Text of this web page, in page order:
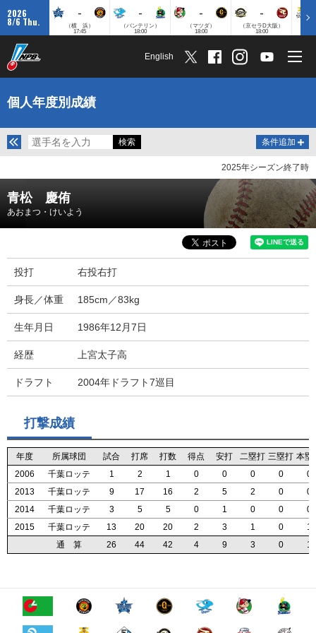
2026
8/6 Thu.
-
（横 浜）
17:45
-
（バンテリン）
18:00
-
（マツダ）
18:00
-
（京セラD大阪）
18:00
English
個人年度別成績
条件追加
2025年シーズン終了時
青松 慶侑
あおまつ・けいよう
投打 右投右打
身長／体重 185cm／83kg
生年月日 1986年12月7日
経歴 上宮太子高
ドラフト 2004年ドラフト7巡目
打撃成績
年度 所属球団 試合 打席 打数 得点 安打 二塁打 三塁打 本塁
2006
千葉ロッテ 1 2 1 0 0 0 0
0
2013
千葉ロッテ 9 17 16 2 5 2 0
0
2014
千葉ロッテ 3 5 5 0 1 0 0
0
2015
千葉ロッテ 13 20 20 2 3 1 0
1
通 算
26 44 42 4 9 3 0 1
年度 所属球団 試合 打席 打数 得点 安打 二塁打 三塁打 本塁
2006
千葉ロッテ 1 2 1 0 0 0 0
0
2013
千葉ロッテ 9 17 16 2 5 2 0
0
2014
千葉ロッテ 3 5 5 0 1 0 0
0
2015
千葉ロッテ 13 20 20 2 3 1 0
1
通 算
26 44 42 4 9 3 0 1
年度 所属球団 試合 打席 打数 得点 安打 二塁打 三塁打 本塁
2006
千葉ロッテ 1 2 1 0 0 0 0
0
2013
千葉ロッテ 9 17 16 2 5 2 0
0
2014
千葉ロッテ 3 5 5 0 1 0 0
0
2015
千葉ロッテ 13 20 20 2 3 1 0
1
通 算
26 44 42 4 9 3 0 1
年度 所属球団 試合 打席 打数 得点 安打 二塁打 三塁打 本塁
2006
千葉ロッテ 1 2 1 0 0 0 0
0
2013
千葉ロッテ 9 17 16 2 5 2 0
0
2014
千葉ロッテ 3 5 5 0 1 0 0
0
2015
千葉ロッテ 13 20 20 2 3 1 0
1
通 算
26 44 42 4 9 3 0 1